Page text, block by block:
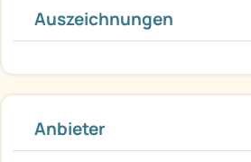
Auszeichnungen
Anbieter